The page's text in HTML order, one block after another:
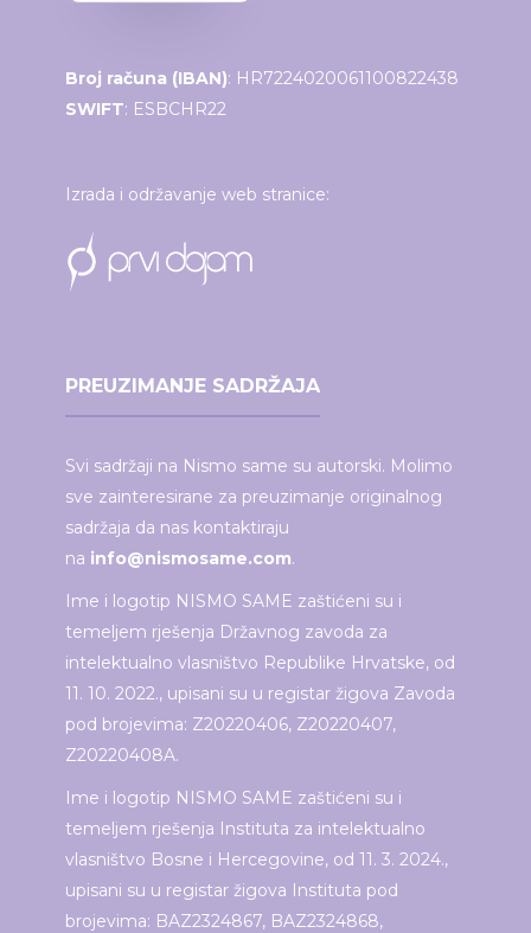
Broj računa (IBAN): HR7224020061100822438
SWIFT: ESBCHR22
Izrada i održavanje web stranice:
PREUZIMANJE SADRŽAJA
Svi sadržaji na Nismo same su autorski. Molimo
sve zainteresirane za preuzimanje originalnog
sadržaja da nas kontaktiraju
na info@nismosame.com.
Ime i logotip NISMO SAME zaštićeni su i
temeljem rješenja Državnog zavoda za
intelektualno vlasništvo Republike Hrvatske, od
11. 10. 2022., upisani su u registar žigova Zavoda
pod brojevima: Z20220406, Z20220407,
Z20220408A.
Ime i logotip NISMO SAME zaštićeni su i
temeljem rješenja Instituta za intelektualno
vlasništvo Bosne i Hercegovine, od 11. 3. 2024.,
upisani su u registar žigova Instituta pod
brojevima: BAZ2324867, BAZ2324868,